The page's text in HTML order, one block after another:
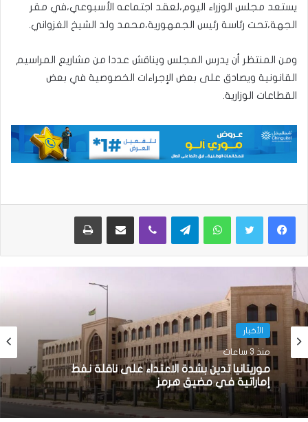
يستعد مجلس الوزراء اليوم،لعقد اجتماعه الأسبوعي،في مقر
الجهة،تحت رئاسة رئيس الجمهورية،محمد ولد الشيخ الغزواني.
ومن المنتظر أن يدرس المجلس ويناقش عددا من مشاريع المراسيم
القانونية ويصادق على بعض الإجراءات الخصوصية في بعض
القطاعات الوزارية.
واتساب تيلقرام ڤايبر مشاركة عبر البريد طباعة
الأخبار
منذ 3 ساعات
موريتانيا تدين بشدة الاعتداء على ناقلة نفط
إماراتية في مضيق هرمز